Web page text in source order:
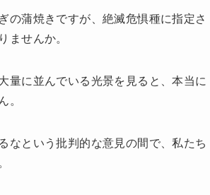
の蒲焼きですが、絶滅危惧種に指定さ
せんか。
量に並んでいる光景を見ると、本当に
なという批判的な意見の間で、私たち